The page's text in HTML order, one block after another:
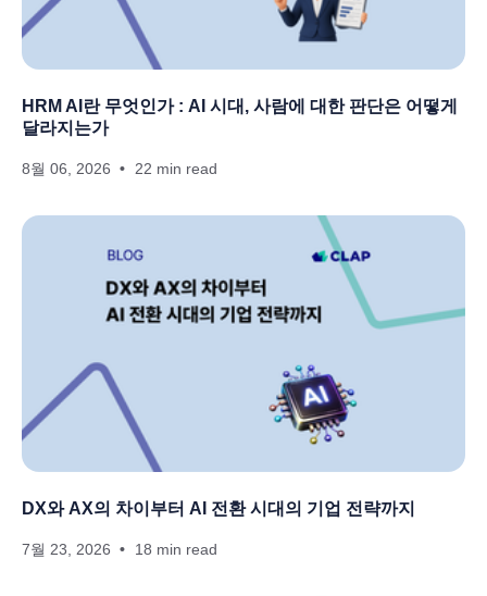
HRM AI란 무엇인가 : AI 시대, 사람에 대한 판단은 어떻게
달라지는가
8월 06, 2026 22 min read
DX와 AX의 차이부터 AI 전환 시대의 기업 전략까지
7월 23, 2026 18 min read